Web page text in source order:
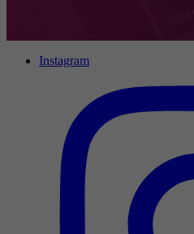
Instagram